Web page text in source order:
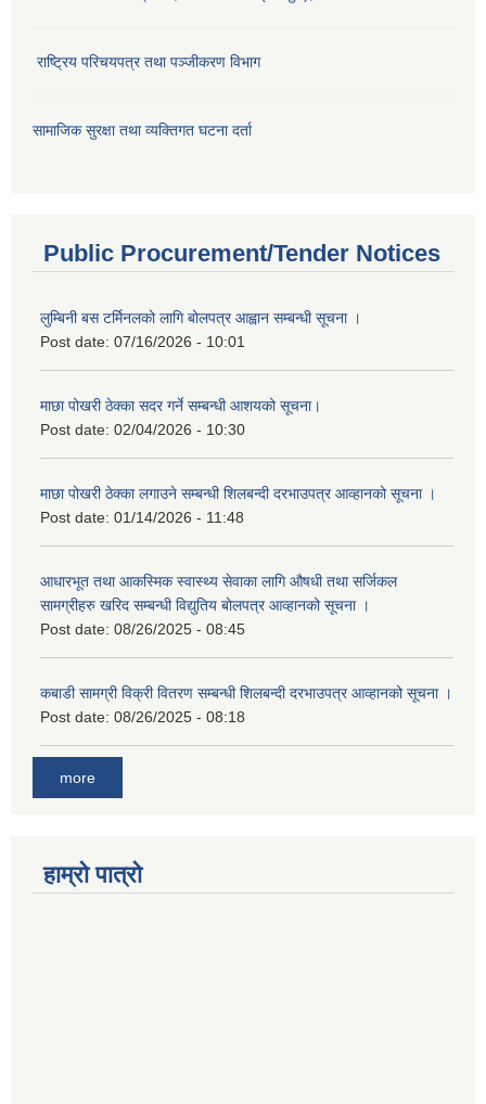
राष्ट्रिय परिचयपत्र तथा पञ्जीकरण विभाग
सामाजिक सुरक्षा तथा व्यक्तिगत घटना दर्ता
Public Procurement/Tender Notices
लुम्बिनी बस टर्मिनलको लागि बोलपत्र आह्वान सम्बन्धी सूचना ।
Post date: 07/16/2026 - 10:01
माछा पोखरी ठेक्का सदर गर्ने सम्बन्धी आशयको सूचना।
Post date: 02/04/2026 - 10:30
माछा पोखरी ठेक्का लगाउने सम्बन्धी शिलबन्दी दरभाउपत्र आव्हानको सूचना ।
Post date: 01/14/2026 - 11:48
आधारभूत तथा आकस्मिक स्वास्थ्य सेवाका लागि औषधी तथा सर्जिकल
सामग्रीहरु खरिद सम्बन्धी विद्युतिय बोलपत्र आव्हानको सूचना ।
Post date: 08/26/2025 - 08:45
कबाडी सामग्री विक्री वितरण सम्बन्धी शिलबन्दी दरभाउपत्र आव्हानको सूचना ।
Post date: 08/26/2025 - 08:18
more
हाम्रो पात्रो